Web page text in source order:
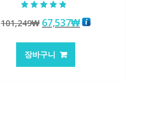
4.50
로 평가됨
101,249₩ 원
가
격:
67,537₩현
장바구니